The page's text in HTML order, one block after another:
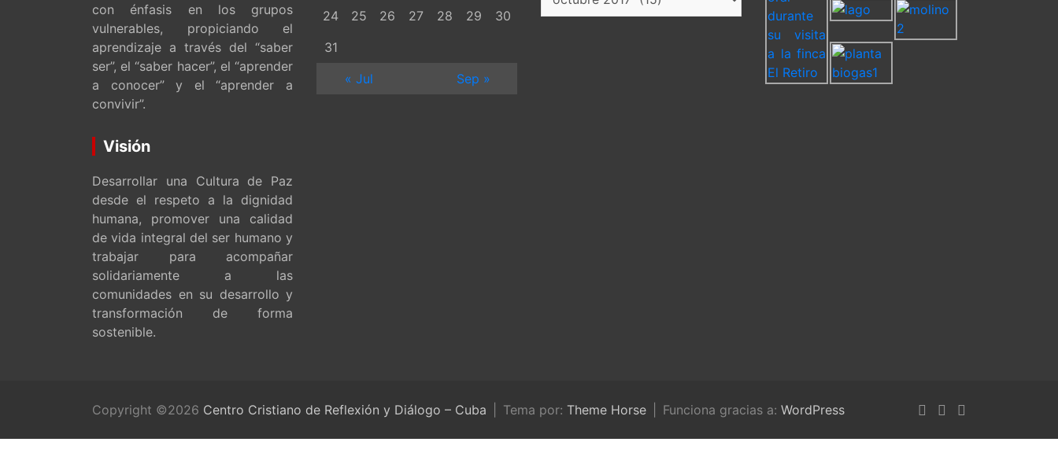
con énfasis en los grupos
vulnerables, propiciando el
aprendizaje a través del “saber
ser”, el “saber hacer”, el “aprender
a conocer” y el “aprender a
convivir”.
Visión
Desarrollar una Cultura de Paz
desde el respeto a la dignidad
humana, promover una calidad
de vida integral del ser humano y
trabajar para acompañar
solidariamente a las
comunidades en su desarrollo y
transformación de forma
sostenible.
24
25 26 27 28 29
30
31
« Jul
Sep »
Copyright ©2026 Centro Cristiano de Reflexión y Diálogo – Cuba Tema por: Theme Horse Funciona gracias a: WordPress